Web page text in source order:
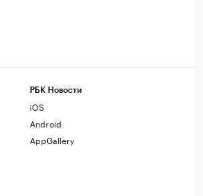
РБК Новости
iOS
Android
AppGallery